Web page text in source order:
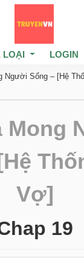
LOẠI LOGIN
Người Sống – [Hệ
Mong
Vợ]
19